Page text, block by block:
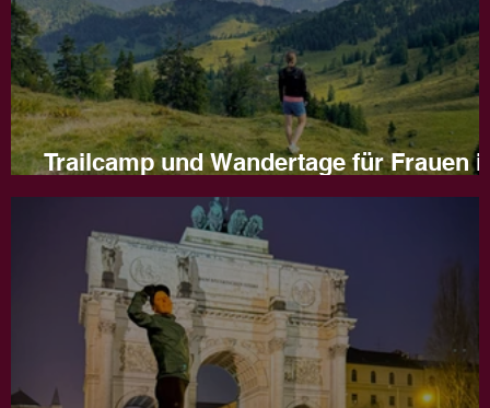
Trailcamp und Wandertage für Frauen
Naturns